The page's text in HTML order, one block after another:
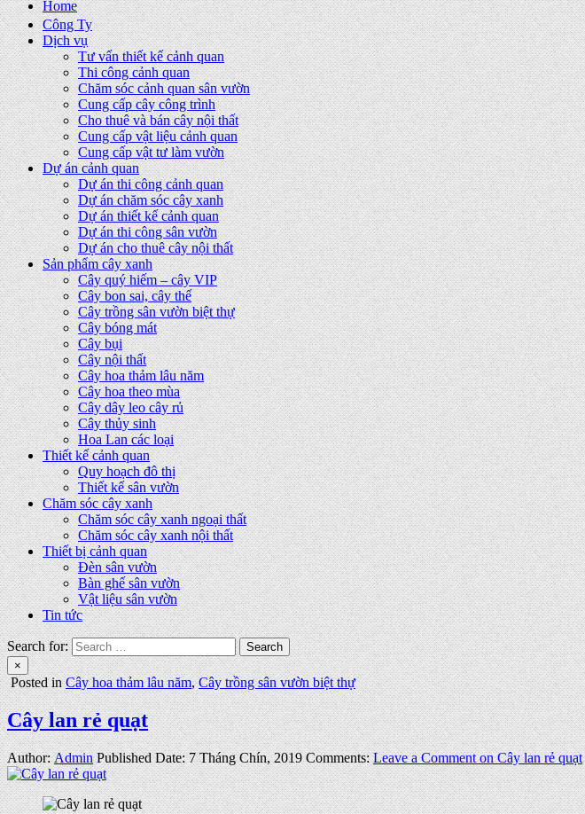
Home
Công Ty
Dịch vụ
Tư vấn thiết kế cảnh quan
Thi công cảnh quan
Chăm sóc cảnh quan sân vườn
Cung cấp cây công trình
Cho thuê và bán cây nội thất
Cung cấp vật liệu cảnh quan
Cung cấp vật tư làm vườn
Dự án cảnh quan
Dự án thi công cảnh quan
Dự án chăm sóc cây xanh
Dự án thiết kế cảnh quan
Dự án thi công sân vườn
Dự án cho thuê cây nội thất
Sản phẩm cây xanh
Cây quý hiếm – cây VIP
Cây bon sai, cây thế
Cây trồng sân vườn biệt thự
Cây bóng mát
Cây bụi
Cây nội thất
Cây hoa thảm lâu năm
Cây hoa theo mùa
Cây dây leo cây rủ
Cây thủy sinh
Hoa Lan các loại
Thiết kế cảnh quan
Quy hoạch đô thị
Thiết kế sân vườn
Chăm sóc cây xanh
Chăm sóc cây xanh ngoại thất
Chăm sóc cây xanh nội thất
Thiết bị cảnh quan
Đèn sân vườn
Bàn ghế sân vườn
Vật liệu sân vườn
Tin tức
Search for:
×
Posted inCây hoa thảm lâu năm,Cây trồng sân vườn biệt thự
Cây lan rẻ quạt
Author: Admin Published Date:7 Tháng Chín, 2019 Comments: Leave a Commenton Cây lan rẻ quạt